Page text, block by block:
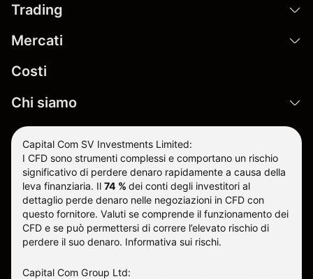
Trading
Mercati
Costi
Chi siamo
Capital Com SV Investments Limited:
I CFD sono strumenti complessi e comportano un rischio
significativo di perdere denaro rapidamente a causa della
leva finanziaria. Il 74 % dei conti degli investitori al
dettaglio perde denaro nelle negoziazioni in CFD con
questo fornitore. Valuti se comprende il funzionamento dei
CFD e se può permettersi di correre l’elevato rischio di
perdere il suo denaro. Informativa sui rischi.
Capital Com Group Ltd: